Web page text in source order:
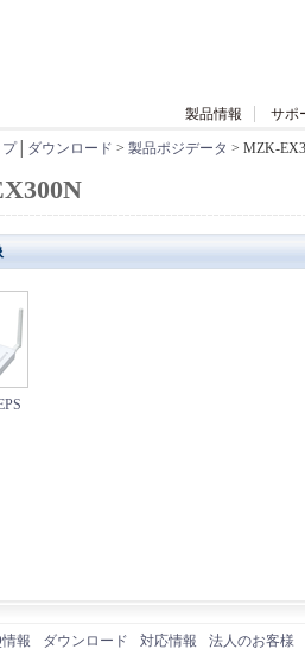
製品情報 サポ
│ ダウンロード > 製品ポジデータ > MZK-
報 ダウンロード 対応情報 法人のお客様